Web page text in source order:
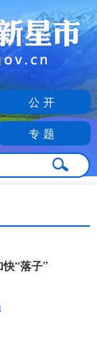
公开
专题
“落子”